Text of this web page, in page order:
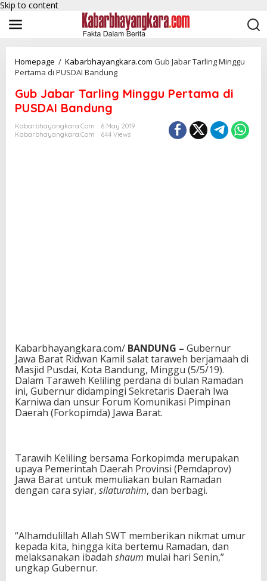
Skip to content
Homepage / Kabarbhayangkara.com Gub Jabar Tarling Minggu
Pertama di PUSDAI Bandung
Gub Jabar Tarling Minggu Pertama di
PUSDAI Bandung
Kabarbhayangkara.com
6 May 2019
Kabarbhayangkara.com
644 Views
Kabarbhayangkara.com/ BANDUNG – Gubernur
Jawa Barat Ridwan Kamil salat taraweh berjamaah di
Masjid Pusdai, Kota Bandung, Minggu (5/5/19).
Dalam Taraweh Keliling perdana di bulan Ramadan
ini, Gubernur didampingi Sekretaris Daerah Iwa
Karniwa dan unsur Forum Komunikasi Pimpinan
Daerah (Forkopimda) Jawa Barat.
Tarawih Keliling bersama Forkopimda merupakan
upaya Pemerintah Daerah Provinsi (Pemdaprov)
Jawa Barat untuk memuliakan bulan Ramadan
dengan cara syiar, silaturahim, dan berbagi.
“Alhamdulillah Allah SWT memberikan nikmat umur
kepada kita, hingga kita bertemu Ramadan, dan
melaksanakan ibadah shaum mulai hari Senin,”
ungkap Gubernur.